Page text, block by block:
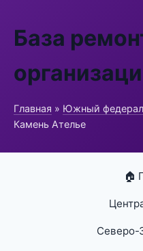
База
Главная » Южный
Камень Ателье
🏠